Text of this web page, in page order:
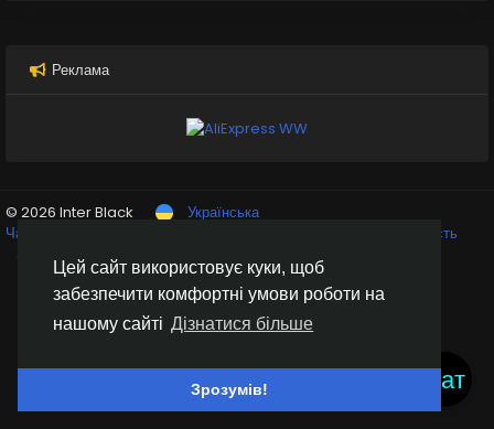
Цей сайт використовує куки, щоб
забезпечити комфортні умови роботи на
нашому сайті Дізнатися більше
Зрозумів!
Реклама
Чат
© 2026 Inter Black
Українська
Чат кімнати
Конфіденційність
Зв'яжіться з нами